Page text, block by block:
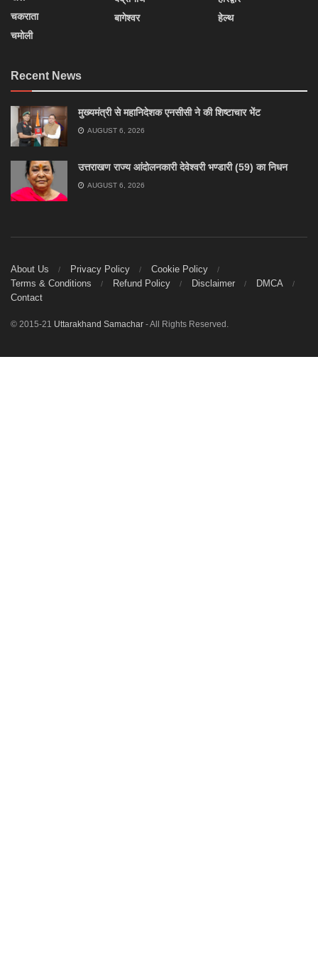
चकराता
चमोली
बागेश्वर
हेल्थ
Recent News
मुख्यमंत्री से महानिदेशक एनसीसी ने की शिष्टाचार भेंट
AUGUST 6, 2026
उत्तराखण राज्य आंदोलनकारी देवेश्वरी भण्डारी (59) का निधन
AUGUST 6, 2026
About Us Privacy Policy
Cookie Policy
Terms & Conditions
Refund Policy Disclaimer
DMCA
Contact
© 2015-21 Uttarakhand Samachar - All Rights Reserved.